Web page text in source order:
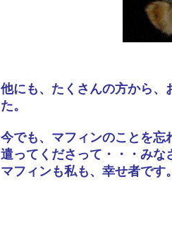
他にも、たくさんの方から、
た。
今でも、マフィンのことを忘
遣ってくださって・・・みな
マフィンも私も、幸せ者です